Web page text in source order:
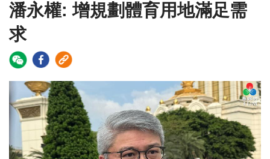
潘永權: 增規劃體育用地滿足需
求